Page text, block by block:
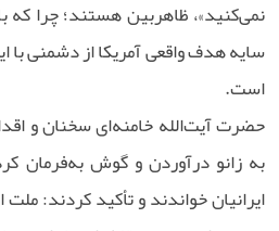
نمی‌کنید»، ظاهربین هستند؛ چرا
سایه هدف واقعی آمریکا از دشمنی با
است.
حضرت آیت‌الله خامنه‌ای سخنان و
به زانو درآوردن و گوش به‌فرمان
ایرانیان خواندند و تأکید کردند: